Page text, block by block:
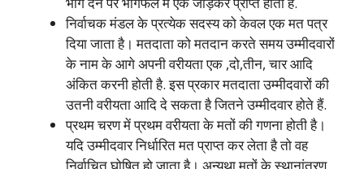
निर्वाचक मंडल के प्रत्येक सदस्य को केवल एक मत पत्र
दिया जाता है। मतदाता को मतदान करते समय उम्मीदवारों
के नाम के आगे अपनी वरीयता एक ,दो,तीन, चार आदि
अंकित करनी होती है. इस प्रकार मतदाता उम्मीदवारों की
उतनी वरीयता आदि दे सकता है जितने उम्मीदवार होते हैं.
प्रथम चरण में प्रथम वरीयता के मतों की गणना होती है।
यदि उम्मीदवार निर्धारित मत प्राप्त कर लेता है तो वह